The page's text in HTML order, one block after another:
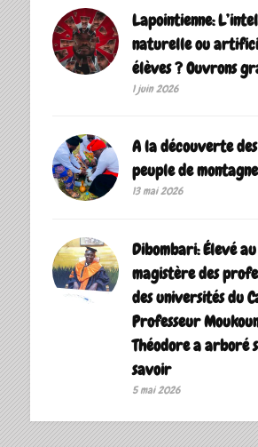
Lapointienne:
naturelle ou
élèves ? Ouvrons
1 juin 2026
A la découverte des
peuple de
13 mai 2026
Dibombari: Élevé
magistère des
des universités du
Professeur
Théodore a arboré
savoir ‎
5 mai 2026